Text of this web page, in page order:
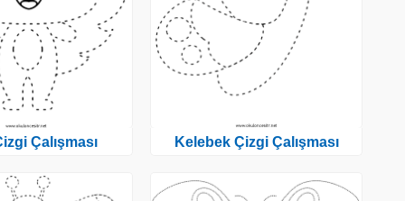
Çalışması Kelebek Çizgi Çalışması